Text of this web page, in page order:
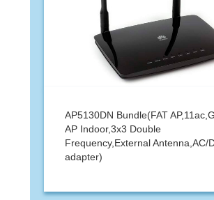
AP5130DN Bundle(FAT
AP Indoor,3x3 Double
Frequency,External Antenna,AC/
adapter)